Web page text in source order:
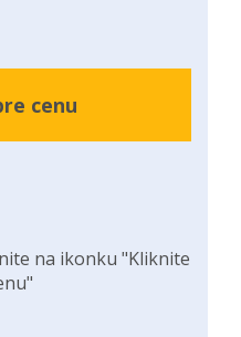
cenu
na ikonku "Kliknite